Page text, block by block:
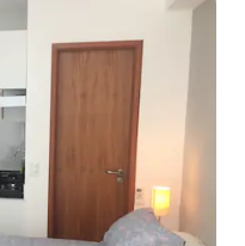
appréciés